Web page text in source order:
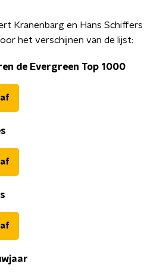
Kranenbarg en Hans Schiffers
het verschijnen van de lijst:
de Evergreen Top 1000